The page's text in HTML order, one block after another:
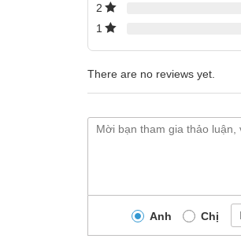
2
1
There are no reviews yet.
Anh Chị